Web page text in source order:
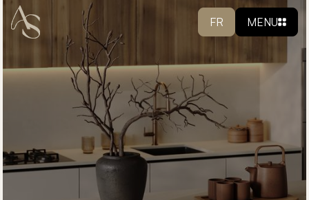
FR MENU